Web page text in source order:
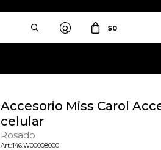
$0
Accesorio Miss Carol
celular
Rosado
146.W00008000